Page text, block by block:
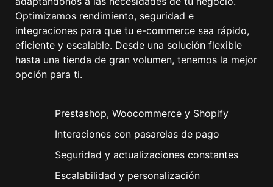
Optimizamos rendimiento, seguridad e
integraciones para que tu e-commerce sea rápido,
eficiente y escalable. Desde una solución flexible
hasta una tienda de gran volumen, tenemos la mejor
opción para ti.
Prestashop, Woocommerce y Shopify
Interaciones con pasarelas de pago
Seguridad y actualizaciones constantes
Escalabilidad y personalización